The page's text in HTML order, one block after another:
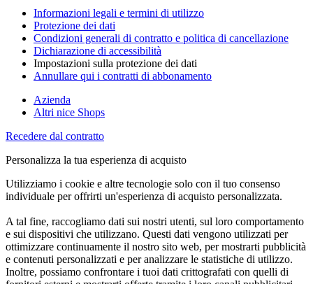
Informazioni legali e termini di utilizzo
Protezione dei dati
Condizioni generali di contratto e politica di cancellazione
Dichiarazione di accessibilità
Impostazioni sulla protezione dei dati
Annullare qui i contratti di abbonamento
Azienda
Altri nice Shops
Recedere dal contratto
Personalizza la tua esperienza di acquisto
Utilizziamo i cookie e altre tecnologie solo con il tuo consenso
individuale per offrirti un'esperienza di acquisto personalizzata.
A tal fine, raccogliamo dati sui nostri utenti, sul loro comportamento
e sui dispositivi che utilizzano. Questi dati vengono utilizzati per
ottimizzare continuamente il nostro sito web, per mostrarti pubblicità
e contenuti personalizzati e per analizzare le statistiche di utilizzo.
Inoltre, possiamo confrontare i tuoi dati crittografati con quelli di